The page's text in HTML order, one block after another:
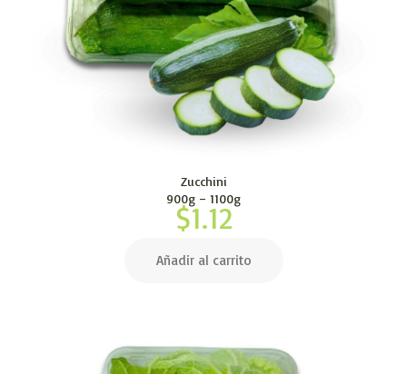
Zucchini
900g – 1100g
$1.12
Añadir al carrito